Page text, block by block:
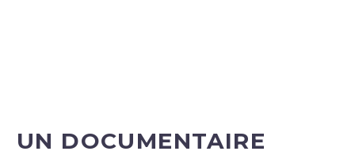
UN DOCUMENTAIRE